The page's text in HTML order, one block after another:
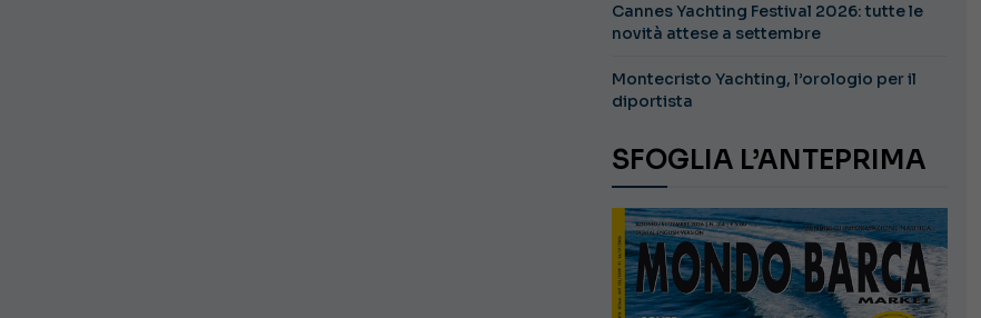
Cannes Yachting Festival 2026: tutte le
novità attese a settembre
Montecristo Yachting, l’orologio per il
diportista
SFOGLIA L’ANTEPRIMA